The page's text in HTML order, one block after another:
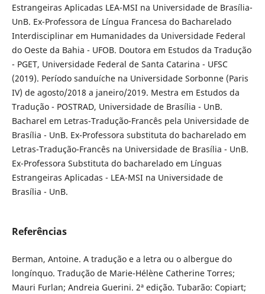
Estrangeiras Aplicadas LEA-MSI na Universidade de Brasília-
UnB. Ex-Professora de Língua Francesa do Bacharelado
Interdisciplinar em Humanidades da Universidade Federal
do Oeste da Bahia - UFOB. Doutora em Estudos da Tradução
- PGET, Universidade Federal de Santa Catarina - UFSC
(2019). Período sanduíche na Universidade Sorbonne (Paris
IV) de agosto/2018 a janeiro/2019. Mestra em Estudos da
Tradução - POSTRAD, Universidade de Brasília - UnB.
Bacharel em Letras-Tradução-Francês pela Universidade de
Brasília - UnB. Ex-Professora substituta do bacharelado em
Letras-Tradução-Francês na Universidade de Brasília - UnB.
Ex-Professora Substituta do bacharelado em Línguas
Estrangeiras Aplicadas - LEA-MSI na Universidade de
Brasília - UnB.
Referências
Berman, Antoine. A tradução e a letra ou o albergue do
longínquo. Tradução de Marie-Hélène Catherine Torres;
Mauri Furlan; Andreia Guerini. 2ª edição. Tubarão: Copiart;